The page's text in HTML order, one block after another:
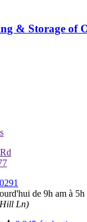
& Storage of
de 9h am à 5h
Ln)